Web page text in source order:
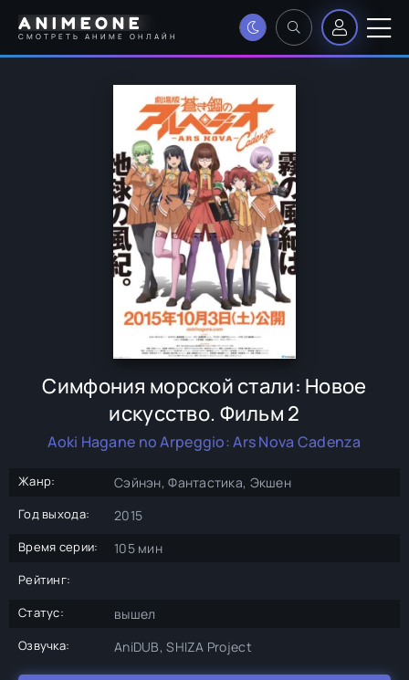
ANIMEONE
СМОТРЕТЬ АНИМЕ ОНЛАЙН
Симфония морской стали: Новое
искусство. Фильм 2
Aoki Hagane no Arpeggio: Ars Nova Cadenza
Жанр: Сэйнэн, Фантастика, Экшен
Год выхода: 2015
Время серии: 105 мин
Рейтинг:
Статус:
вышел
Озвучка: AniDUB, SHIZA Project